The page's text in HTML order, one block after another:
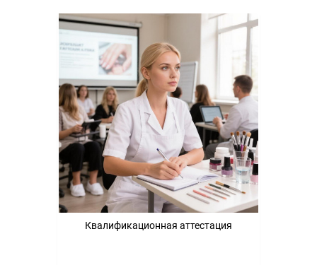
Квалификационная аттестация